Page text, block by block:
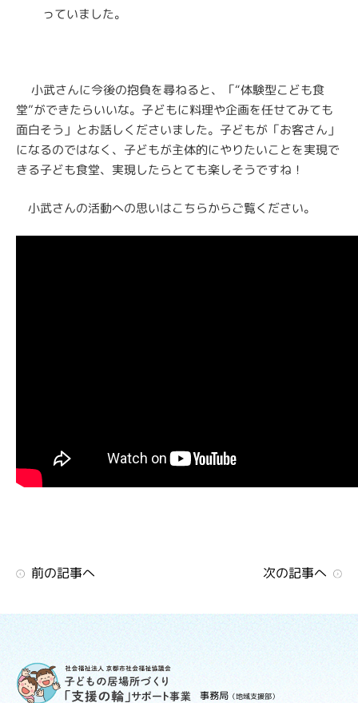
っていました。
小武さんに今後の抱負を尋ねると、「“体験型こども食
堂”ができたらいいな。子どもに料理や企画を任せてみても
面白そう」とお話しくださいました。子どもが「お客さん」
になるのではなく、子どもが主体的にやりたいことを実現で
きる子ども食堂、実現したらとても楽しそうですね！
小武さんの活動への思いはこちらからご覧ください。
前の記事へ 次の記事へ
事務局 （地域支援部）